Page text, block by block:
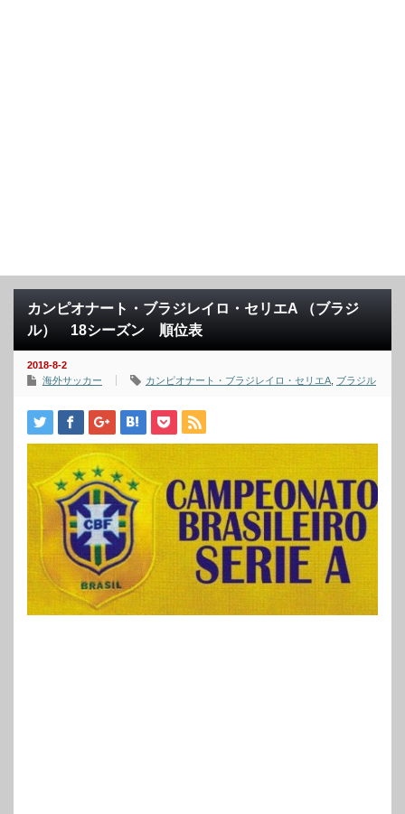
カンピオナート・ブラジレイロ・セリエA （ブラジ
ル） 18シーズン 順位表
2018-8-2
海外サッカー
カンピオナート・ブラジレイロ・セリエA ブラジル